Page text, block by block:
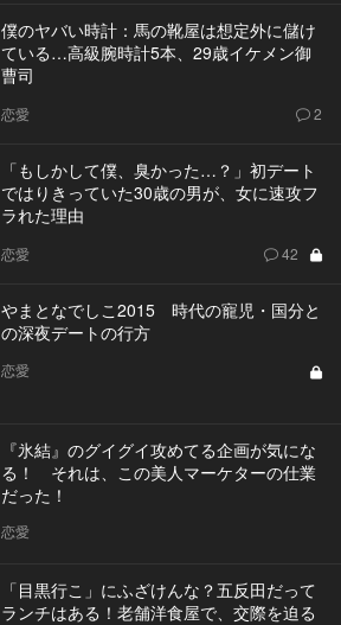
僕のヤバい時計：馬の靴屋は想定外に儲け
ている…高級腕時計5本、29歳イケメン御
曹司
恋愛 2
「もしかして僕、臭かった…？」初デート
ではりきっていた30歳の男が、女に速攻フ
ラれた理由
恋愛 42
やまとなでしこ2015 時代の寵児・国分と
の深夜デートの行方
恋愛
『氷結』のグイグイ攻めてる企画が気にな
る！ それは、この美人マーケターの仕業
だった！
恋愛
「目黒行こ」にふざけんな？五反田だって
ランチはある！老舗洋食屋で、交際を迫る